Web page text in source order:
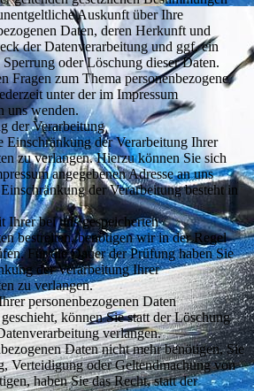
Auskunft über Ihre
Daten, deren Herkunft und
der Datenverarbeitung und ggf. ein
oder Löschung dieser Daten.
Fragen zum Thema personenbezogene
unter der im Impressum
uns wenden.
der Verarbeitung
Einschränkung der Verarbeitung Ihrer
zu verlangen. Hierzu können Sie sich
angegebenen Adresse an uns
der Verarbeitung besteht in
Ihrer bei uns gespeicherten
bestreiten, benötigen wir in der Regel
Für die Dauer der Prüfung haben Sie
der Verarbeitung Ihrer
zu verlangen.
personenbezogenen Daten
können Sie statt der Löschung
verlangen.
Daten nicht mehr benötigen, Sie
Verteidigung oder Geltendmachung von
haben Sie das Recht, statt der